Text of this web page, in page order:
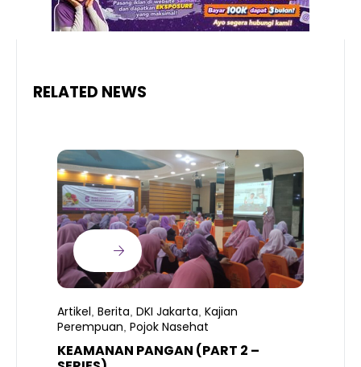
RELATED NEWS
Artikel Berita DKI Jakarta Kajian
Perempuan Pojok Nasehat
KEAMANAN PANGAN (PART 2 –